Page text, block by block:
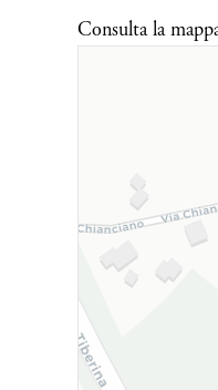
Consulta la